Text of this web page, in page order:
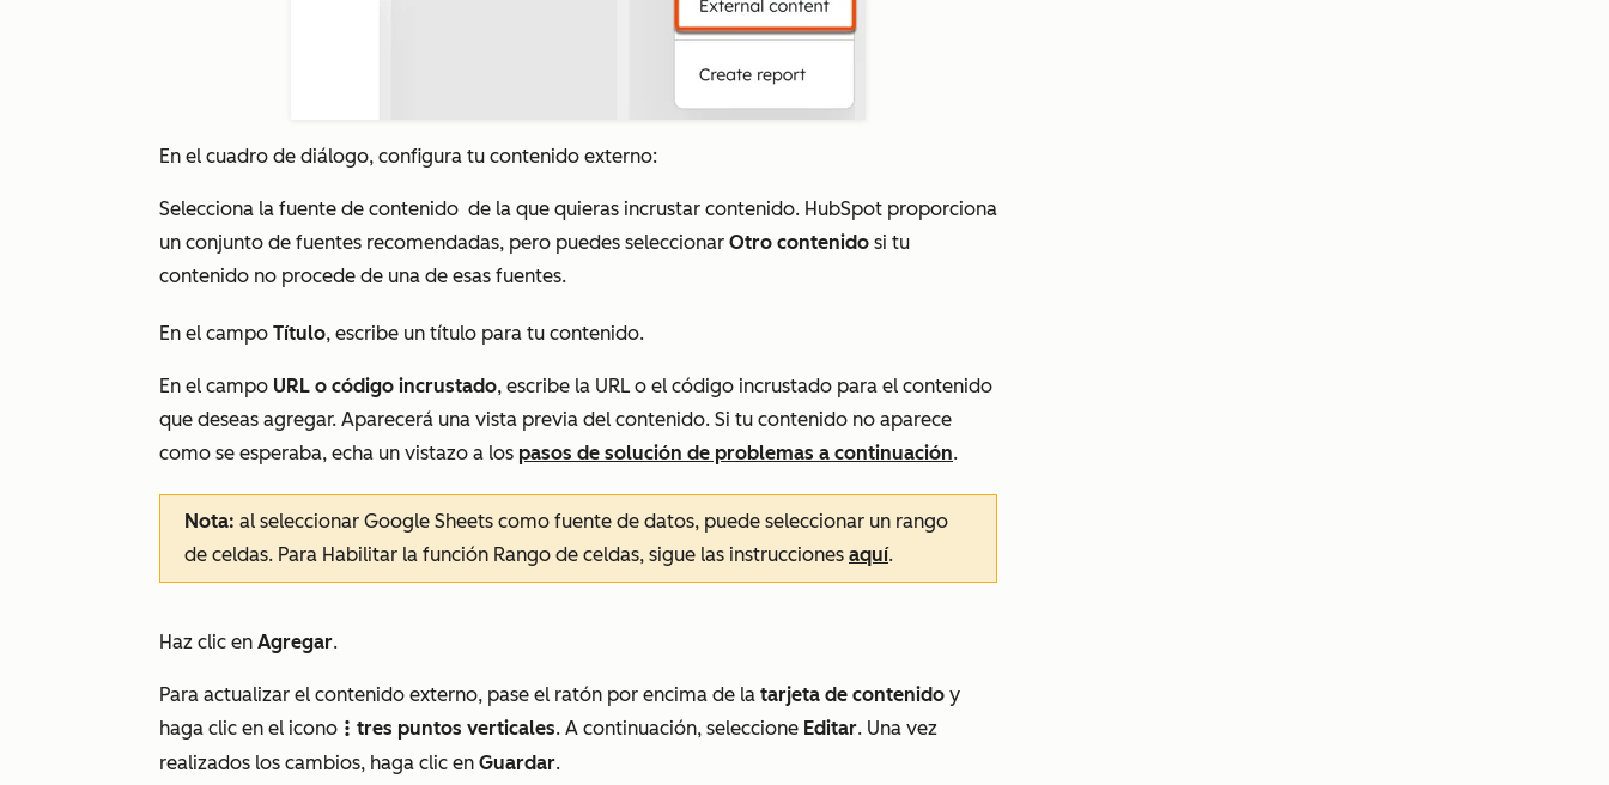
En el cuadro de diálogo, configura tu contenido externo:
Selecciona la fuente de contenido de la que quieras incrustar contenido. HubSpot proporciona
un conjunto de fuentes recomendadas, pero puedes seleccionar Otro contenido si tu
contenido no procede de una de esas fuentes.
En el campo Título, escribe un título para tu contenido.
En el campo URL o código incrustado, escribe la URL o el código incrustado para el contenido
que deseas agregar. Aparecerá una vista previa del contenido. Si tu contenido no aparece
como se esperaba, echa un vistazo a los pasos de solución de problemas a continuación.
Nota: al seleccionar Google Sheets como fuente de datos, puede seleccionar un rango
de celdas. Para Habilitar la función Rango de celdas, sigue las instrucciones aquí.
Haz clic en Agregar.
Para actualizar el contenido externo, pase el ratón por encima de la tarjeta de contenido y
haga clic en el icono verticalMenuvt tres puntos verticales. A continuación, seleccione Editar. Una vez
realizados los cambios, haga clic en Guardar.